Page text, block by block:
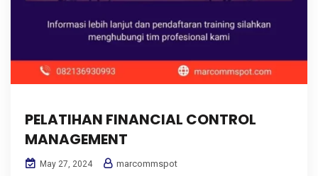
PELATIHAN FINANCIAL CONTROL
MANAGEMENT
May 27, 2024
marcommspot